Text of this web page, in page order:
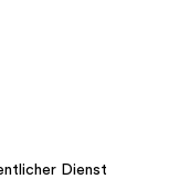
Dienst